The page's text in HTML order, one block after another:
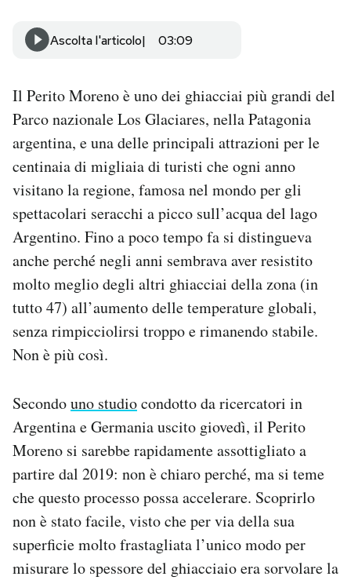
SHOP
Area Personale
Newsletter
Notifiche mobile
Hai bisogno di aiuto?
Esci
Ascolta l'articolo 03:09
Il Perito Moreno è uno dei ghiacciai più grandi del
Parco nazionale Los Glaciares, nella Patagonia
argentina, e una delle principali attrazioni per le
centinaia di migliaia di turisti che ogni anno
visitano la regione, famosa nel mondo per gli
spettacolari seracchi a picco sull’acqua del lago
Argentino. Fino a poco tempo fa si distingueva
anche perché negli anni sembrava aver resistito
molto meglio degli altri ghiacciai della zona (in
tutto 47) all’aumento delle temperature globali,
senza rimpicciolirsi troppo e rimanendo stabile.
Non è più così.
Secondouno studiocondotto da ricercatori in
Argentina e Germania uscito giovedì, il Perito
Moreno si sarebbe rapidamente assottigliato a
partire dal 2019: non è chiaro perché, ma si teme
che questo processo possa accelerare. Scoprirlo
non è stato facile, visto che per via della sua
superficie molto frastagliata l’unico modo per
misurare lo spessore del ghiacciaio era sorvolare la